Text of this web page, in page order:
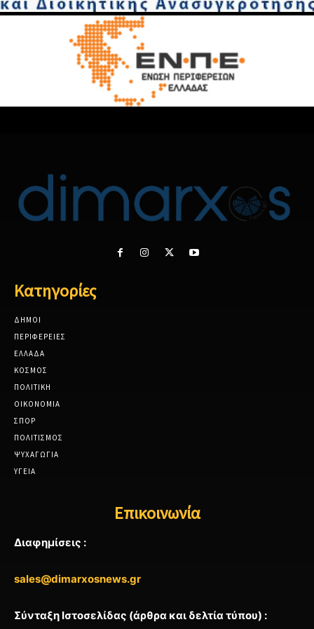
Κατηγορίες
ΔΗΜΟΙ
ΠΕΡΙΦΕΡΕΙΕΣ
ΕΛΛΑΔΑ
ΚΟΣΜΟΣ
ΠΟΛΙΤΙΚΗ
ΟΙΚΟΝΟΜΙΑ
ΣΠΟΡ
ΠΟΛΙΤΙΣΜΟΣ
ΨΥΧΑΓΩΓΙΑ
ΥΓΕΙΑ
Επικοινωνία
Διαφημίσεις :
sales@dimarxosnews.gr
Σύνταξη Ιστοσελίδας (άρθρα και δελτία τύπου) :